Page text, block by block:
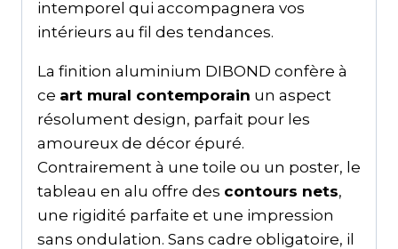
intemporel qui accompagnera vos
intérieurs au fil des tendances.
La finition aluminium DIBOND confère à
ce art mural contemporain un aspect
résolument design, parfait pour les
amoureux de décor épuré.
Contrairement à une toile ou un poster, le
tableau en alu offre des contours nets,
une rigidité parfaite et une impression
sans ondulation. Sans cadre obligatoire, il